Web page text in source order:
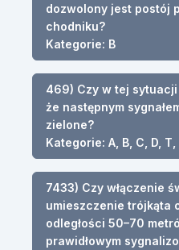
dozwolony jest postój
chodniku?
Kategorie: B
469) Czy w tej
że następnym
zielone?
Kategorie: A, B, C, D, T,
7433) Czy włączenie
umieszczenie trójkąta
odległości 50–70
prawidłowym